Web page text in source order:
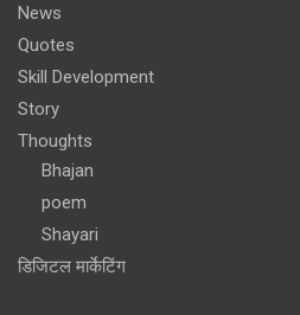
News
Quotes
Skill Development
Story
Thoughts
Bhajan
poem
Shayari
डिजिटल मार्केटिंग